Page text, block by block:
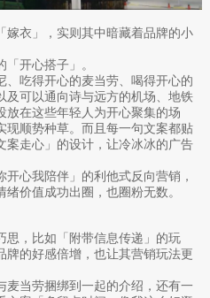
嫁衣」，实则其中暗藏着品牌的小
开心搭子」。
、吃得开心的麦当劳、喝得开心的
及可以通向诗与远方的机场、地铁
放在这些年轻人为开心聚集的场
现顺势种草。而且每一句文案都贴
案走心」的设计，让冷冰冰的广告
心我陪伴」的利他式反向营销，
价值成功出圈，也圈粉无数。
思，比如「附带信息传递」的玩
牌的好感倍增，也让其营销玩法更
麦当劳捆绑到一起的介绍，还有一